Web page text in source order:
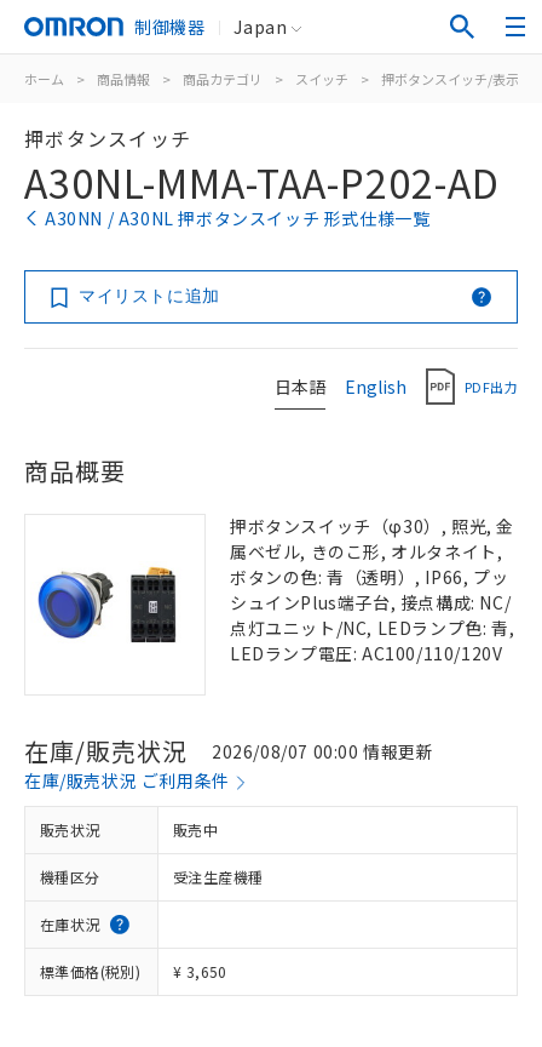
制御機器 Japan
ホーム > 商品情報 > 商品カテゴリ > スイッチ > 押ボタンスイッチ/表示灯
押ボタンスイッチ
A30NL-MMA-TAA-P202-AD
A30NN / A30NL 押ボタンスイッチ 形式仕様一覧
マイリストに追加
日本語 English PDF出力
商品概要
押ボタンスイッチ（φ30）, 照光, 金
属ベゼル, きのこ形, オルタネイト,
ボタンの色: 青（透明）, IP66, プッ
シュインPlus端子台, 接点構成: NC/
点灯ユニット/NC, LEDランプ色: 青,
LEDランプ電圧: AC100/110/120V
在庫/販売状況
2026/08/07 00:00 情報更新
在庫/販売状況 ご利用条件
販売状況 販売中
機種区分 受注生産機種
在庫状況
標準価格(税別) ¥ 3,650